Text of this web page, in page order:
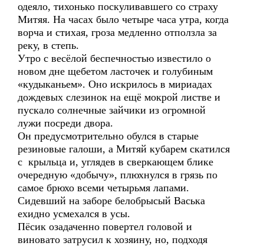
одеяло, тихонько поскуливавшего со страху
Митяя. На часах было четыре часа утра, когда
ворча и стихая, гроза медленно отползла за
реку, в степь.
Утро с весёлой беспечностью известило о
новом дне щебетом ласточек и голубиным
«кудыканьем». Оно искрилось в мириадах
дождевых слезинок на ещё мокрой листве и
пускало солнечные зайчики из огромной
лужи посреди двора.
Он предусмотрительно обулся в старые
резиновые галоши, а Митяй кубарем скатился
с крыльца и, углядев в сверкающем блике
очередную «добычу», плюхнулся в грязь по
самое брюхо всеми четырьмя лапами.
Сидевший на заборе белобрысый Васька
ехидно усмехался в усы.
Пёсик озадаченно повертел головой и
виновато затрусил к хозяину, но, подходя